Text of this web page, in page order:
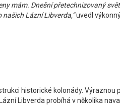
mám. Dnešní přetechnizovaný
Lázní Libverda,“uvedl
historické kolonády.
Libverda probíhá v několika